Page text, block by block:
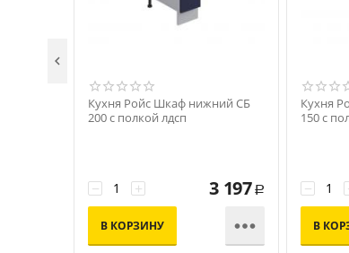
Кухня Ройс Шкаф нижний СБ
200 с полкой лдсп
+
− 3 197 Р
В КОРЗИНУ 
Кухня
150 с
−
В
